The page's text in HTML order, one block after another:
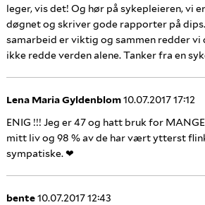
leger, vis det! Og hør på sykepleieren, vi
døgnet og skriver gode rapporter på
samarbeid er viktig og sammen redder vi
ikke redde verden alene. Tanker fra en
Lena Maria Gyldenblom10.07.2017 17:12
ENIG !!! Jeg er 47 og hatt bruk for
mitt liv og 98 % av de har vært ytterst
sympatiske. ❤
bente10.07.2017 12:43